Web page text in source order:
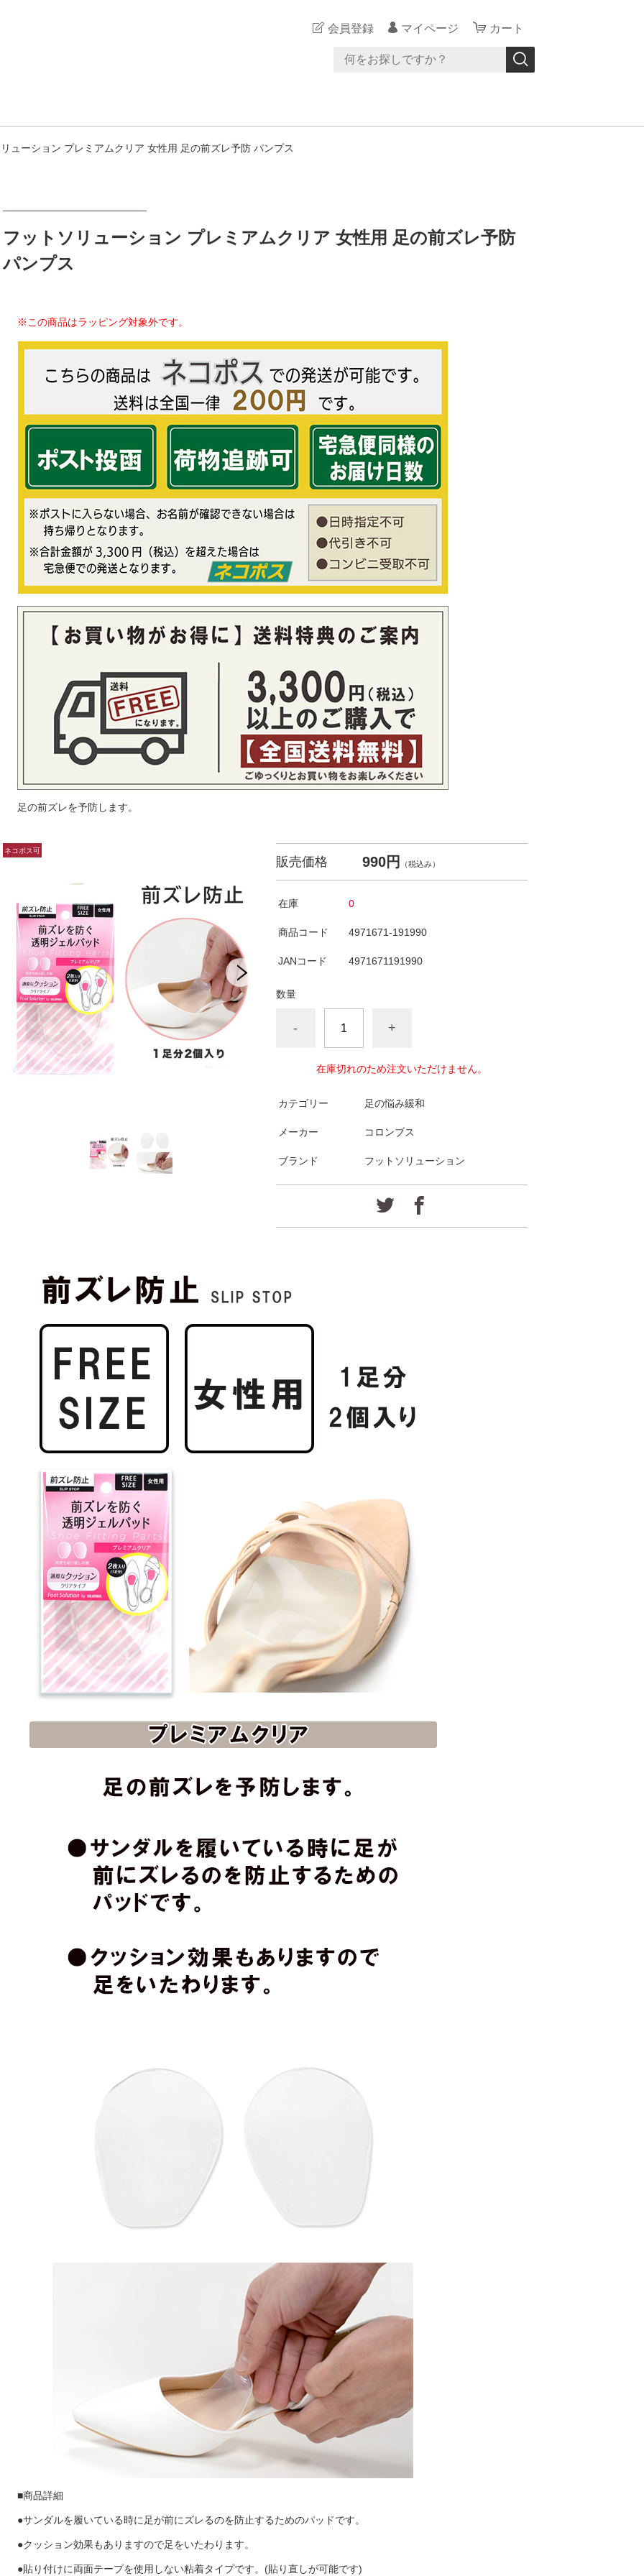
会員登録 マイページ カート
ューション プレミアムクリア 女性用 足の前ズレ予防 パンプス
フットソリューション プレミアムクリア 女性用 足の前ズレ予防
パンプス
※この商品はラッピング対象外です。
足の前ズレを予防します。
販売価格 990円 （税込み）
在庫 0
商品コード 4971671-191990
JANコード 4971671191990
数量
- +
在庫切れのため注文いただけません。
カテゴリー 足の悩み緩和
メーカー コロンブス
ブランド フットソリューション
■商品詳細
●サンダルを履いている時に足が前にズレるのを防止するためのパッドです。
●クッション効果もありますので足をいたわります。
●貼り付けに両面テープを使用しない粘着タイプです。(貼り直しが可能です)